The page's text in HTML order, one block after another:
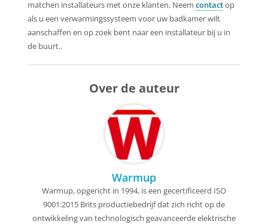
matchen installateurs met onze klanten. Neem contactop
als u een verwarmingssysteem voor uw badkamer wilt
aanschaffen en op zoek bent naar een installateur bij u in
de buurt..
Over de auteur
Warmup
Warmup, opgericht in 1994, is een gecertificeerd ISO
9001:2015 Brits productiebedrijf dat zich richt op de
ontwikkeling van technologisch geavanceerde elektrische